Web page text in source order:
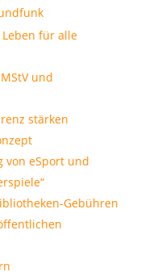
für alle
und
stärken
von eSport und
Gebühren